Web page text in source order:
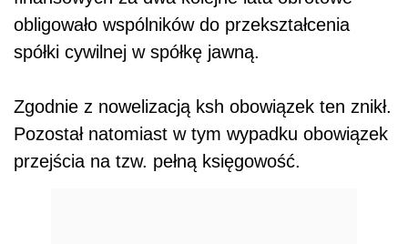
obligowało wspólników do przekształcenia
spółki cywilnej w spółkę jawną.
Zgodnie z nowelizacją ksh obowiązek ten znikł.
Pozostał natomiast w tym wypadku obowiązek
przejścia na tzw. pełną księgowość.